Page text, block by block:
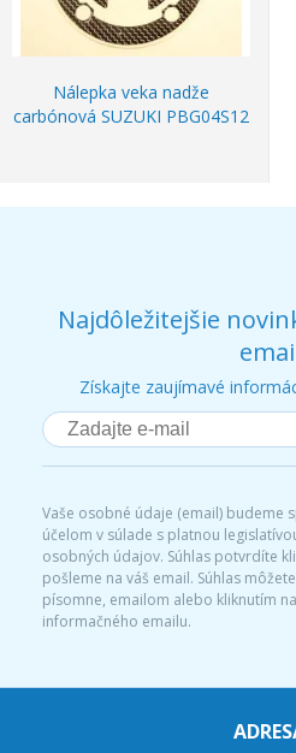
Nálepka veka nadže
carbónová SUZUKI PBG04S12
Najdôležitejšie
Získajte zaujímavé
Vaše osobné údaje (email) budeme
účelom v súlade s platnou
osobných údajov. Súhlas potvrdíte
pošleme na váš email. Súhlas
písomne, emailom alebo kliknutím
informačného emailu.